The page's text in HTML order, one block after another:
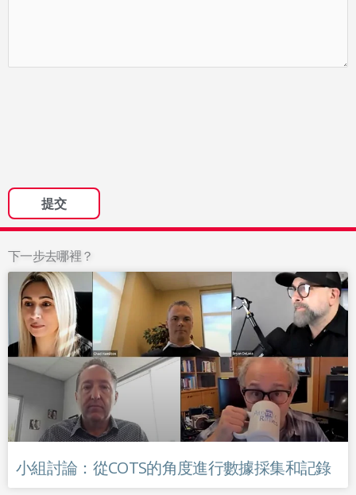
下一步去哪裡？
小組討論：從COTS的角度進行數據採集和記錄